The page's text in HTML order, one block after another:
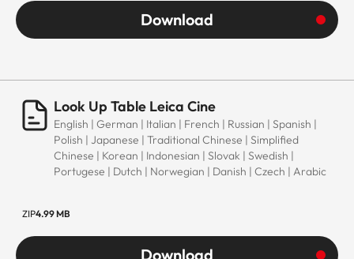
Download
Look Up Table Leica Cine
English | German | Italian | French | Russian | Spanish |
Polish | Japanese | Traditional Chinese | Simplified
Chinese | Korean | Indonesian | Slovak | Swedish |
Portugese | Dutch | Norwegian | Danish | Czech | Arabic
ZIP4.99 MB
Download